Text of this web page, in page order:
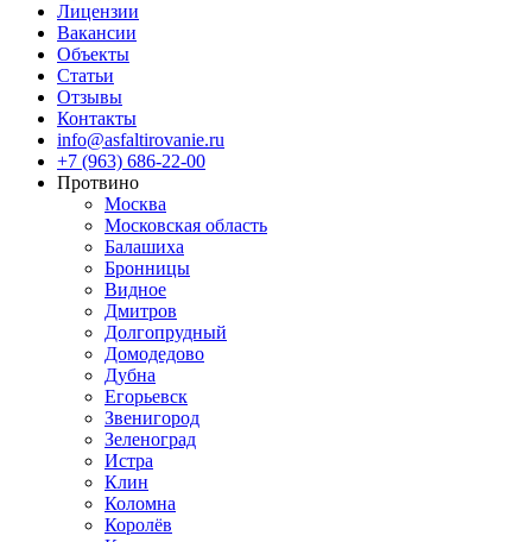
Лицензии
Вакансии
Объекты
Статьи
Отзывы
Контакты
info@asfaltirovanie.ru
+7 (963) 686-22-00
Протвино
Москва
Московская область
Балашиха
Бронницы
Видное
Дмитров
Долгопрудный
Домодедово
Дубна
Егорьевск
Звенигород
Зеленоград
Истра
Клин
Коломна
Королёв